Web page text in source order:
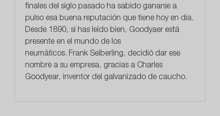
finales del siglo pasado ha sabido ganarse a
pulso esa buena reputación que tiene hoy en día.
Desde 1890, sí has leído bien, Goodyaer está
presente en el mundo de los
neumáticos. Frank Seiberling, decidió dar ese
nombre a su empresa, gracias a Charles
Goodyear, inventor del galvanizado de caucho.